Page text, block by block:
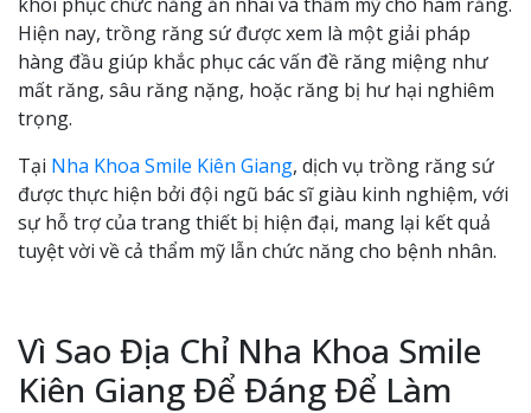
Hiện nay, trồng răng sứ được xem là một giải pháp
hàng đầu giúp khắc phục các vấn đề răng miệng như
mất răng, sâu răng nặng, hoặc răng bị hư hại nghiêm
trọng.
Tại Nha Khoa Smile Kiên Giang, dịch vụ trồng răng sứ
được thực hiện bởi đội ngũ bác sĩ giàu kinh nghiệm, với
sự hỗ trợ của trang thiết bị hiện đại, mang lại kết quả
tuyệt vời về cả thẩm mỹ lẫn chức năng cho bệnh nhân.
Vì Sao Địa Chỉ Nha Khoa Smile
Kiên Giang Để Đáng Để Làm